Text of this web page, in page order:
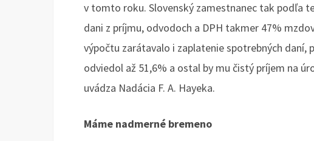
v tomto roku. Slovenský zamestnanec tak podľa
dani z príjmu, odvodoch a DPH takmer 47%
výpočtu zarátavalo i zaplatenie spotrebných daní,
odviedol až 51,6% a ostal by mu čistý príjem na
uvádza Nadácia F. A. Hayeka.
Máme nadmerné bremeno